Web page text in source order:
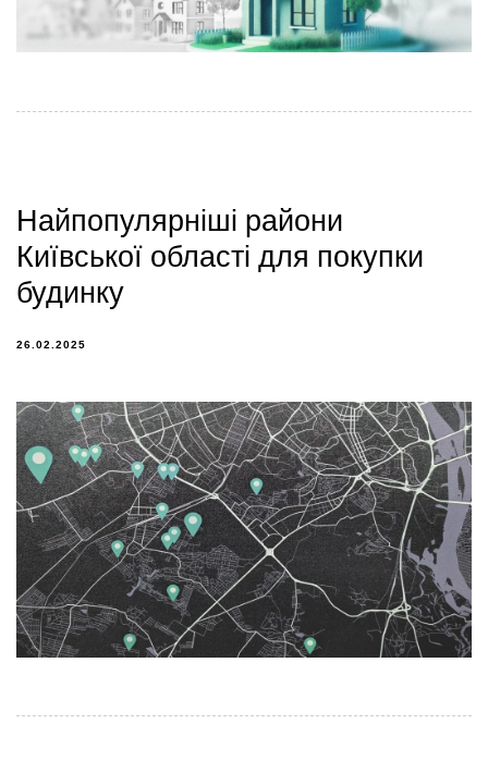
Найпопулярніші райони
Київської області для покупки
будинку
26.02.2025